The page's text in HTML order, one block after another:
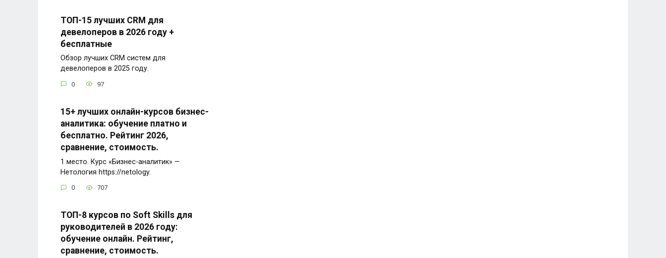
ТОП-15 лучших CRM для
девелоперов в 2026 году +
бесплатные
Обзор лучших CRM систем для
девелоперов в 2025 году.
0 97
15+ лучших онлайн-курсов бизнес-
аналитика: обучение платно и
бесплатно. Рейтинг 2026,
сравнение, стоимость.
1 место. Курс «Бизнес-аналитик» —
Нетология https://netology.
0 707
ТОП-8 курсов по Soft Skills для
руководителей в 2026 году:
обучение онлайн. Рейтинг,
сравнение, стоимость.